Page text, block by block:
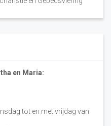
en Maria:
tot en met vrijdag van